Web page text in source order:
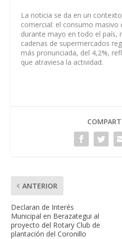
La noticia se da en un
comercial: el consumo masivo
durante mayo en todo el país,
cadenas de supermercados
más pronunciada, del 4,2%,
que atraviesa la actividad.
ANTERIOR
Declaran de Interés
Municipal en Berazategui al
proyecto del Rotary Club de
plantación del Coronillo